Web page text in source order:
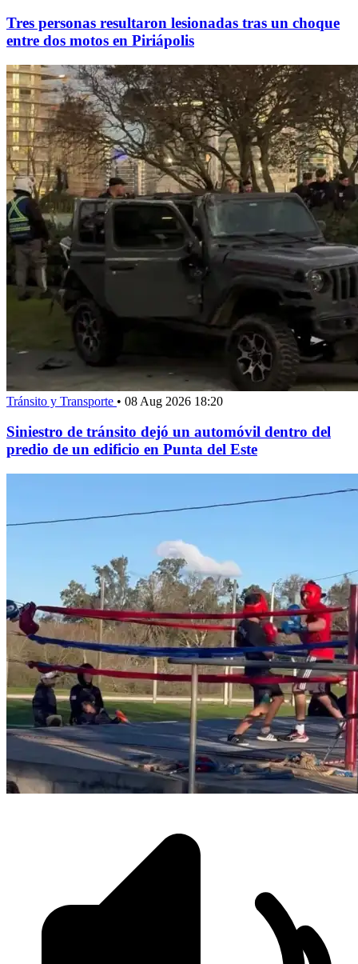
Tres personas resultaron lesionadas tras un choque
entre dos motos en Piriápolis
Tránsito y Transporte • 08 Aug 2026 18:20
Siniestro de tránsito dejó un automóvil dentro del
predio de un edificio en Punta del Este